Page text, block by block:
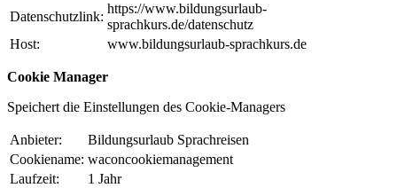
Datenschutzlink:
https://www.bildungsurlaub-
sprachkurs.de/datenschutz
Host:
www.bildungsurlaub-sprachkurs.de
Cookie Manager
Speichert die Einstellungen des Cookie-Managers
Anbieter:
Bildungsurlaub Sprachreisen
Cookiename: waconcookiemanagement
Laufzeit:
1 Jahr